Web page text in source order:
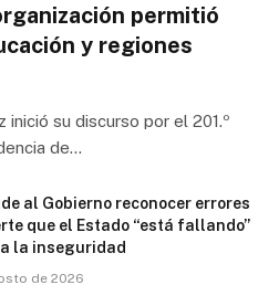
permitió
y regiones
su discurso por el 201.º
de…
al Gobierno reconocer errores
que el Estado “está fallando”
la inseguridad
de 2026